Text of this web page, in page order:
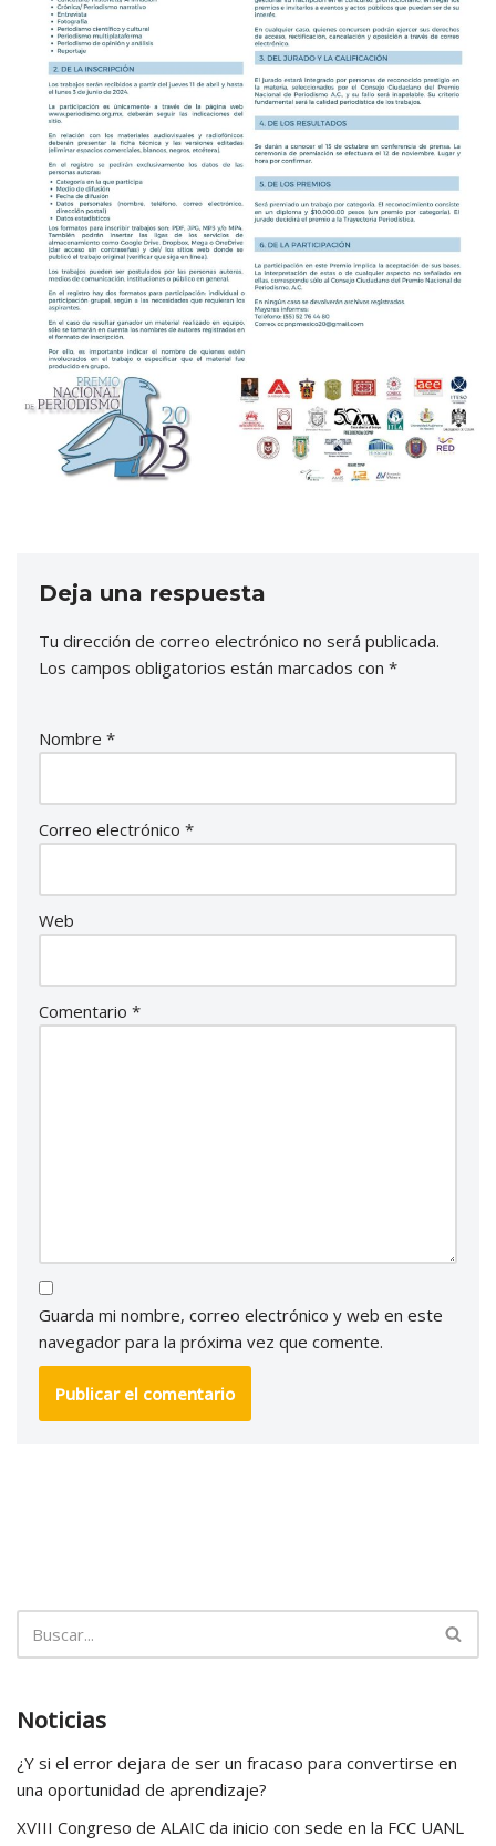
Deja una respuesta
Tu dirección de correo electrónico no será publicada.
Los campos obligatorios están marcados con *
Nombre *
Correo electrónico *
Web
Comentario *
Guarda mi nombre, correo electrónico y web en este
navegador para la próxima vez que comente.
Noticias
¿Y si el error dejara de ser un fracaso para convertirse en
una oportunidad de aprendizaje?
XVIII Congreso de ALAIC da inicio con sede en la FCC UANL